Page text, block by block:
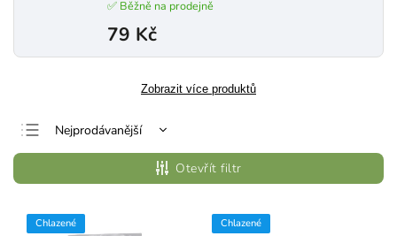
✅ Běžně na prodejně
79 Kč
Zobrazit více produktů
Nejprodávanější
Nejlevnější
Nejdražší
Abecedně
Otevřít filtr
Chlazené Chlazené